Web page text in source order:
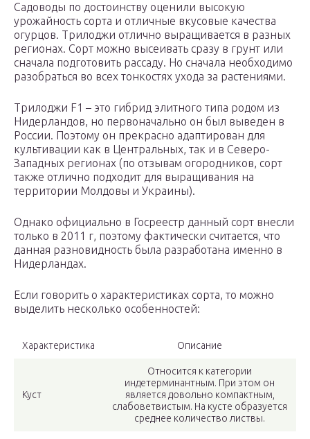
Садоводы по достоинству оценили высокую
урожайность сорта и отличные вкусовые качества
огурцов. Трилоджи отлично выращивается в разных
регионах. Сорт можно высеивать сразу в грунт или
сначала подготовить рассаду. Но сначала необходимо
разобраться во всех тонкостях ухода за растениями.
Трилоджи F1 – это гибрид элитного типа родом из
Нидерландов, но первоначально он был выведен в
России. Поэтому он прекрасно адаптирован для
культивации как в Центральных, так и в Северо-
Западных регионах (по отзывам огородников, сорт
также отлично подходит для выращивания на
территории Молдовы и Украины).
Однако официально в Госреестр данный сорт внесли
только в 2011 г, поэтому фактически считается, что
данная разновидность была разработана именно в
Нидерландах.
Если говорить о характеристиках сорта, то можно
выделить несколько особенностей:
Характеристика Описание
Куст
Относится к категории
индетерминантным. При этом он
является довольно компактным,
слабоветвистым. На кусте образуется
среднее количество листвы.